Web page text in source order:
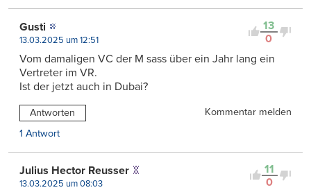
13
0
Gusti
13.03.2025 um 12:51
Vom damaligen VC der M sass über ein Jahr lang ein
Vertreter im VR.
Ist der jetzt auch in Dubai?
Antworten
Kommentar melden
1 Antwort
11
0
Julius Hector Reusser
13.03.2025 um 08:03